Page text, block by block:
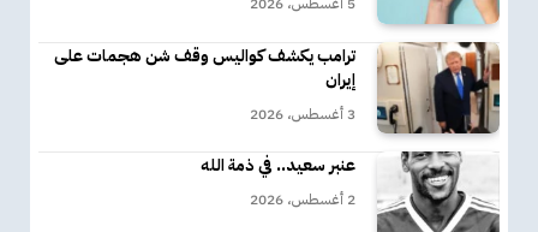
ترامب يكشف كواليس وقف شن هجمات على
إيران
3 أغسطس، 2026
عنبر سعيد.. في ذمة الله
2 أغسطس، 2026